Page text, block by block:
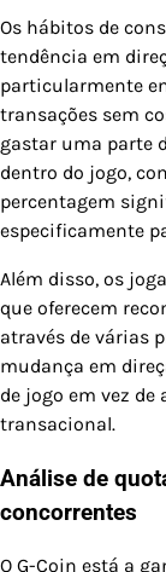
Os hábitos de
tendência em
particularmente
transações sem
gastar uma parte
dentro do jogo,
percentagem
especificamente
Além disso, os
que oferecem
através de várias
mudança em
de jogo em vez
transacional.
Análise de
concorrentes
O G-Coin está a